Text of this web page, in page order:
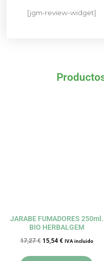
[jgm-review-widget]
JARABE FUMADORES 250ml.
BIO HERBALGEM
17,27€ 15,54 € IVA incluido